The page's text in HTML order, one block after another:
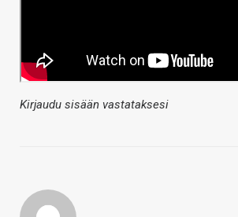
Kirjaudu sisään vastataksesi